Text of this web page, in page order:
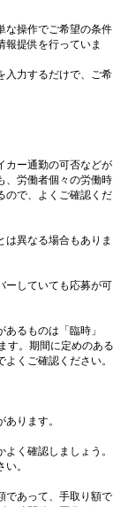
な操作でご希望の条件
報提供を行っていま
入力するだけで、ご希
カー通勤の可否などが
、労働者個々の労働時
ので、よくご確認くだ
は異なる場合もありま
ーしていても応募が可
るものは「臨時」
す。期間に定めのある
くご確認ください。
ります。
く確認しましょう。
。
であって、手取り額で